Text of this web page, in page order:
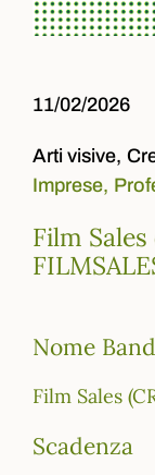
11/02/2026
Arti visive,
Imprese,
Film
Nome
Film Sales
Scadenza